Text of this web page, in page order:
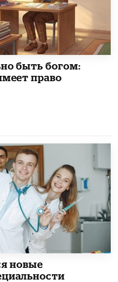
быть богом:
право
новые